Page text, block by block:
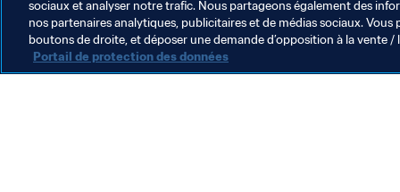
Coupe du Monde de la FIFA 2026™
sociaux et analyser notre trafic. Nous partageons également des
nos partenaires analytiques, publicitaires et de médias sociaux.
boutons de droite, et déposer une demande d’opposition à la vente
Portail de protection des données